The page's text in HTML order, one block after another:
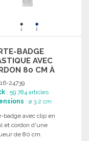
BADGE
AVEC
80 CM À
GROSSISTE
16-24739
: 59 784 articles
: ø 3.2 cm
badge avec clip en
et cordon d'une
de 80 cm.